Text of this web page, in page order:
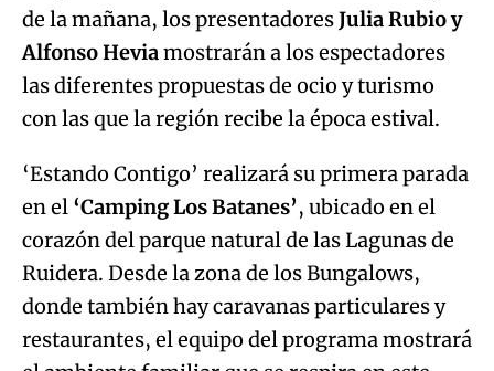
de la mañana, los presentadoresJulia Rubio y
Alfonso Heviamostrarán a los espectadores
las diferentes propuestas de ocio y turismo
con las que la región recibe la época estival.
‘Estando Contigo’ realizará su primera parada
en el ‘Camping Los Batanes’, ubicado en el
corazón del parque natural de las Lagunas de
Ruidera. Desde la zona de los Bungalows,
donde también hay caravanas particulares y
restaurantes, el equipo del programa mostrará